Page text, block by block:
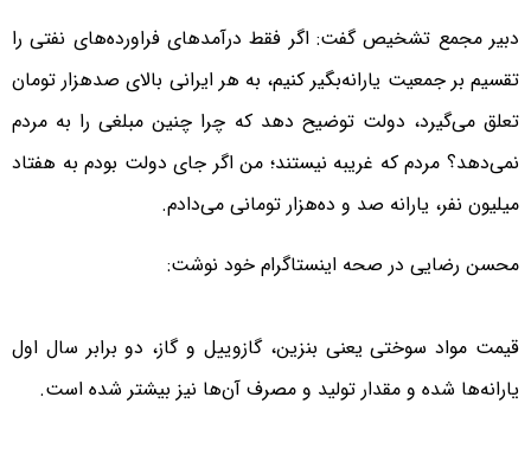
دبیر مجمع تشخیص گفت: اگر فقط درآمدهای فراورده‌های نفتی را
تقسیم بر جمعیت یارانه‌بگیر کنیم، به هر ایرانی بالای صدهزار تومان
تعلق می‌گیرد، دولت توضیح دهد که چرا چنین مبلغی را به مردم
نمی‌دهد؟ مردم که غریبه نیستند؛ من اگر جای دولت بودم به هفتاد
میلیون نفر، یارانه صد و ده‌هزار تومانی می‌دادم.
محسن رضایی در صحه اینستاگرام خود نوشت:
قیمت مواد سوختی یعنی بنزین، گازوییل و گاز، دو برابر سال اول
یارانه‌ها شده و مقدار تولید و مصرف آن‌ها نیز بیشتر شده است.